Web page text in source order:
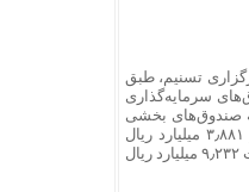
تسنیم، طبق
سرمایه‌گذاری
صندوق‌های بخشی
با ۱۳٫۱۱۳ میلیارد ریال صدور و ۳٫۸۸۱ میلیارد ریال
ابطال، خالص ورود و خروج مثبت ۹٫۲۳۲ میلیارد ریال